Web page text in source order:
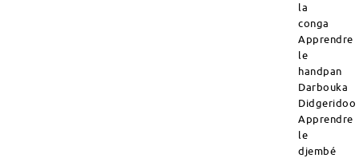
la
conga
Apprendre
le
handpan
Darbouka
Didgeridoo
Apprendre
le
djembé